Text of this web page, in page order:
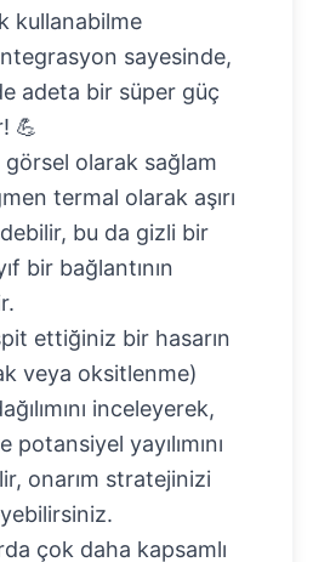
kullanabilme
sayesinde,
adeta bir süper güç
💪
olarak sağlam
termal olarak aşırı
bu da gizli bir
bir bağlantının
ettiğiniz bir hasarın
veya oksitlenme)
inceleyerek,
potansiyel yayılımını
onarım stratejinizi
çok daha kapsamlı